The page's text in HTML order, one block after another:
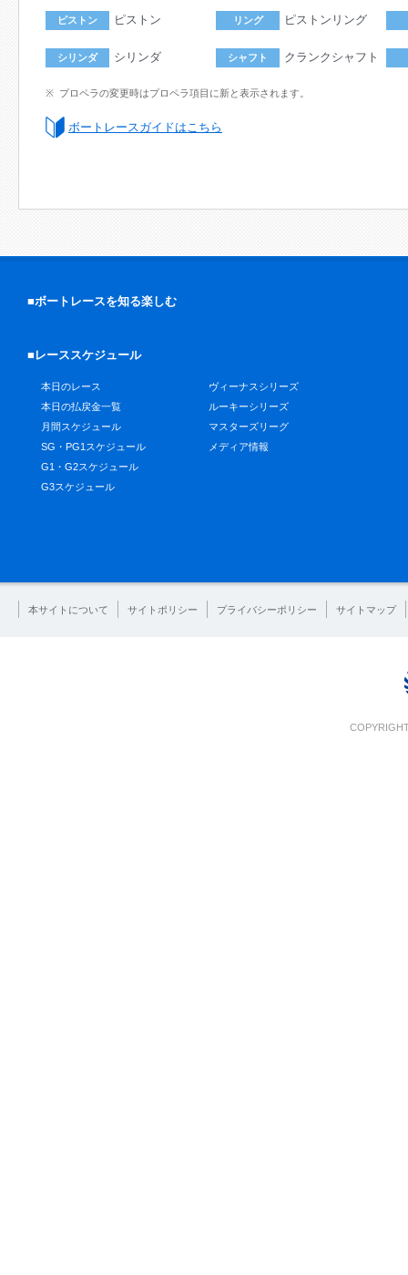
ピストン ピストン リング ピストンリング
シリンダ シリンダ シャフト クランクシャフト
プロペラの変更時はプロペラ項目に新と表示されます。
ボートレースガイドはこちら
■ボートレースを知る楽しむ
■レーススケジュール
本日のレース
本日の払戻金一覧
月間スケジュール
SG・PG1スケジュール
G1・G2スケジュール
G3スケジュール
ヴィーナスシリーズ
ルーキーシリーズ
マスターズリーグ
メディア情報
本サイトについて サイトポリシー プライバシーポリシー サイトマップ